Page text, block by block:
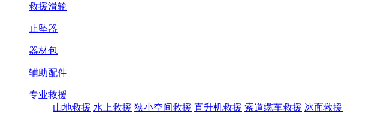
救援滑轮
止坠器
器材包
辅助配件
专业救援
山地救援 水上救援 狭小空间救援 直升机救援 索道缆车救援 冰面救援